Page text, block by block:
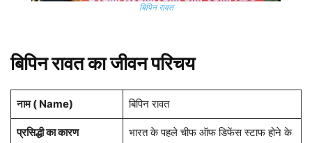
बिपिन रावत
बिपिन रावत का जीवन परिचय
नाम ( Name) बिपिन रावत
प्रसिद्धी का कारण
भारत के पहले चीफ ऑफ डिफेंस स्टाफ होने के